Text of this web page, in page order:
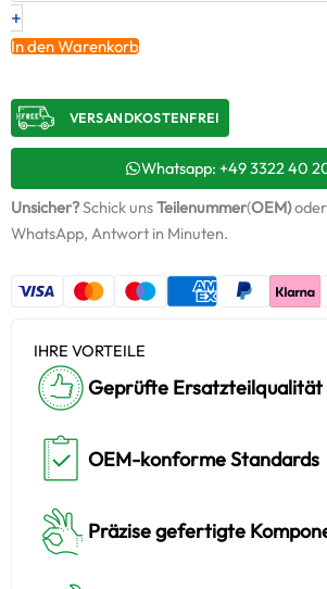
RENAULT
–
5010437117
ABS819
+
Starter-
Menge
+
In den Warenkorb
VERSANDKOSTENFREI​
Whatsapp: +49 3322 40
Unsicher?Schick unsTeilenummer(OEM)oder
WhatsApp, Antwort in Minuten.
IHRE VORTEILE
Geprüfte Ersatzteilqualität
OEM-konforme Standards
Präzise gefertigte